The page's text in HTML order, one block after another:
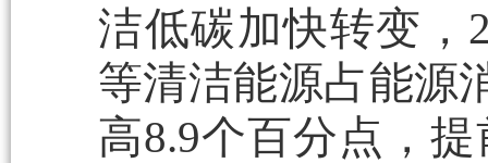
洁低碳加快转变，
等清洁能源占能源
高8.9个百分点，